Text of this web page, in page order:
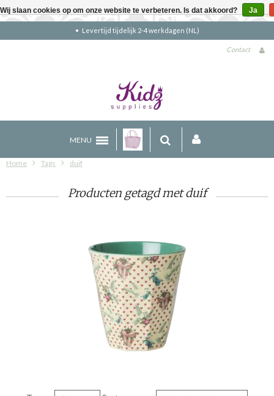
Levertijd tijdelijk 2-4 werkdagen (NL)
Contact
MENU
Home Tags duif
Producten getagd met duif
Wij slaan cookies op om onze website te verbeteren. Is dat akkoord? Ja